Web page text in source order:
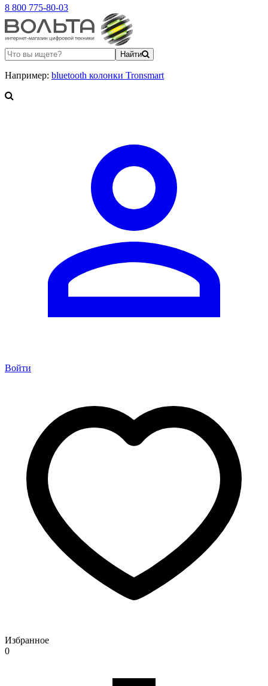
8 800 775-80-03
Найти
Например: bluetooth колонки Tronsmart
Войти
Избранное
0